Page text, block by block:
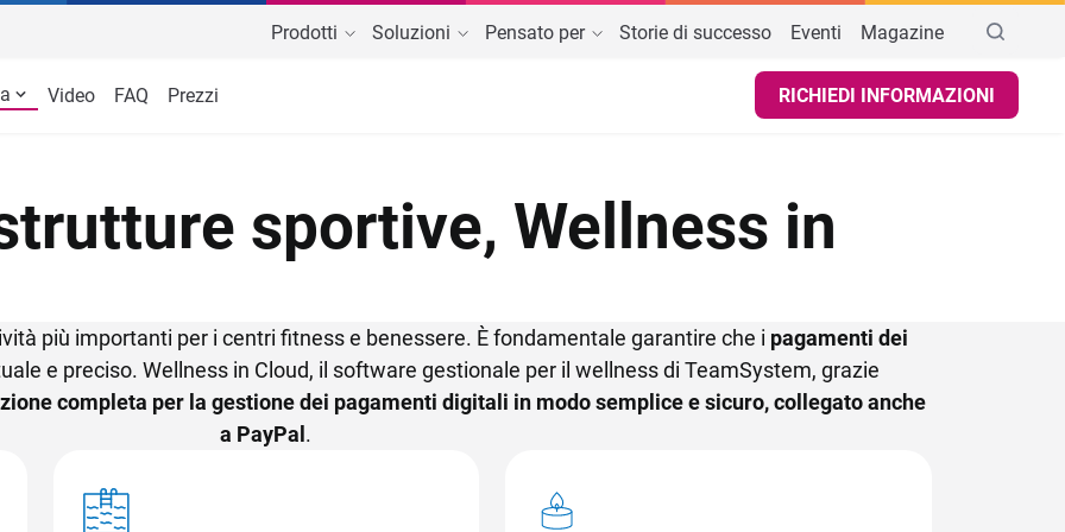
Prodotti
Pagamenti diretti
Certificati medici sportivi
Ricevute/scontrini detrazioni minori
Soluzioni
Iscritti e abbonamenti
Contabilità
Pensato per
Piscine e impianti natatori
Centri estetici, spa e benessere
Storie di successo Eventi Magazine
Prenotazioni Corsi e Lezioni Abbonamenti e listini
funzionalità
natatori
Scopri tutte le strutture
Video FAQ Prezzi RICHIEDI INFORMAZIONI
sportive, Wellness in
più importanti per i centri fitness e benessere. È fondamentale garantire che i pagamenti dei
e preciso. Wellness in Cloud, il software gestionale per il wellness di TeamSystem, grazie
completa per la gestione dei pagamenti digitali in modo semplice e sicuro, collegato anche
a PayPal .